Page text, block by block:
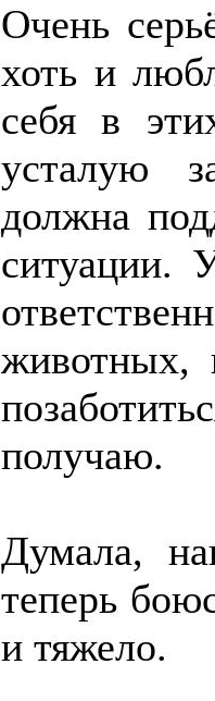
Очень
хоть и
себя в
усталую
должна
ситуации.
животных,
получаю.
Думала,
теперь
и тяжело.